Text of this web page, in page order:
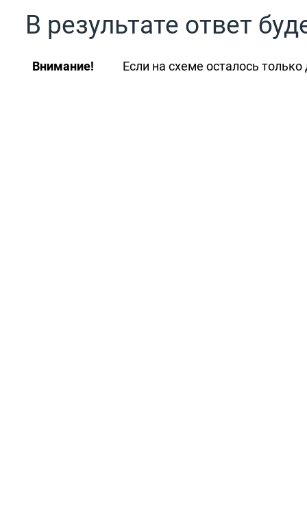
В результате ответ
Внимание! Если на схеме осталось